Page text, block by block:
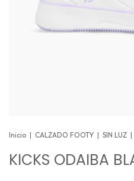
Inicio | CALZADO FOOTY | SIN LUZ |
KICKS ODAIBA